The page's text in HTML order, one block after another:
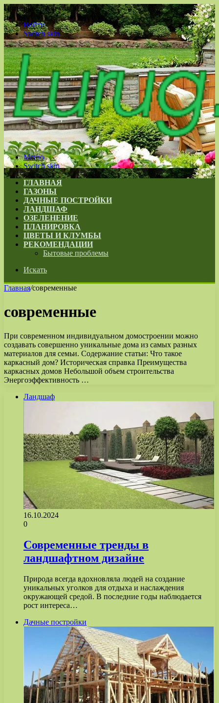
Пятница , 7 Август 2026
Войти
Switch skin
Меню
Switch skin
ГЛАВНАЯ
ГАЗОНЫ
ДАЧНЫЕ ПОСТРОЙКИ
ЛАНДШАФ
ОЗЕЛЕНЕНИЕ
ПЛАНИРОВКА
ЦВЕТЫ И КЛУМБЫ
РЕКОМЕНДАЦИИ
Бытовые проблемы
Искать
Главная/современные
современные
При современном индивидуальном домостроении можно
создавать совершенно уникальные дома из самых разных
материалов для семьи. Содержание статьи: Что такое
каркасный дом? Историческая справка Преимущества
каркасных домов Небольшой объем строительства
Энергоэффективность …
Ландшаф
16.10.2024
0
Современные тренды в
ландшафтном дизайне
Природа всегда вдохновляла людей на создание
уникальных уголков для отдыха и наслаждения
окружающей средой. В последние годы наблюдается
рост интереса…
Дачные постройки